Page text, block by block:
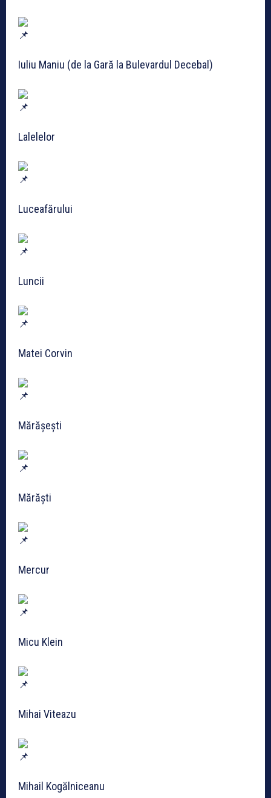
Iuliu Maniu (de la Gară la Bulevardul Decebal)
Lalelelor
Luceafărului
Luncii
Matei Corvin
Mărășești
Mărăști
Mercur
Micu Klein
Mihai Viteazu
Mihail Kogălniceanu